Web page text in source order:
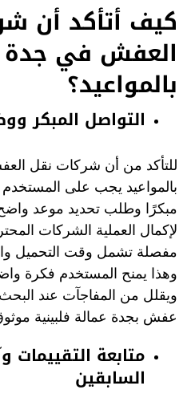
كيف أتأكد أن
العفش في جدة
بالمواعيد؟
التواصل المبكر
للتأكد من أن شركات نقل
بالمواعيد يجب على
مبكرًا وطلب تحديد موعد واضح
لإكمال العملية الشركات
مفصلة تشمل وقت التحميل
وهذا يمنح المستخدم فكرة
ويقلل من المفاجآت عند
عفش بجدة عمالة فلبينية
متابعة التقييمات
السابقين